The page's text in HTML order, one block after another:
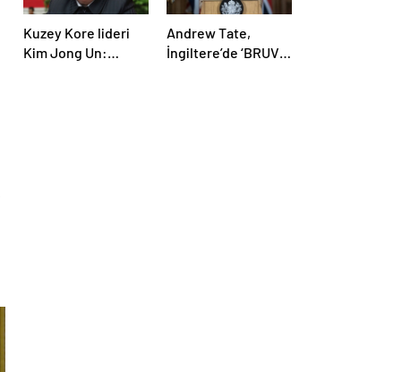
Kuzey Kore lideri
Kim Jong Un:
Andrew Tate,
İngiltere’de ‘BRUV’